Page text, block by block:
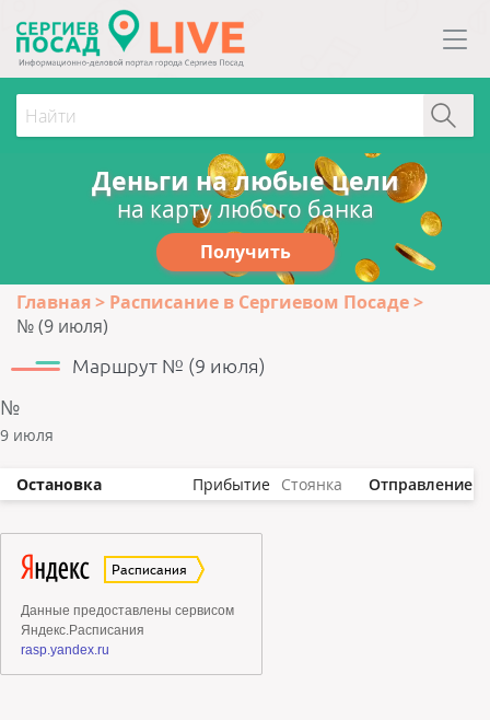
Деньги на любые цели
на карту любого банка
Получить
Главная
Расписание в Сергиевом Посаде
№ (9 июля)
Маршрут № (9 июля)
№
9 июля
Остановка Прибытие Стоянка Отправление